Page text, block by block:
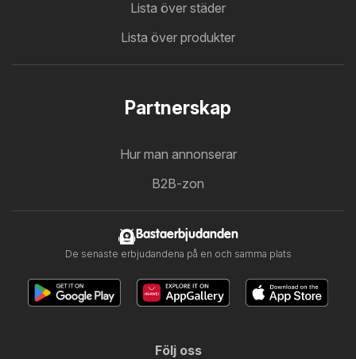
Lista över städer
Lista över produkter
Partnerskap
Hur man annonserar
B2B-zon
Bastaerbjudanden
De senaste erbjudandena på en och samma plats
Följ oss